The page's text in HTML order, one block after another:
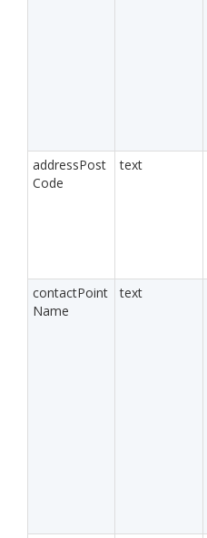
addressPost
Code
text
contactPoint
Name
text